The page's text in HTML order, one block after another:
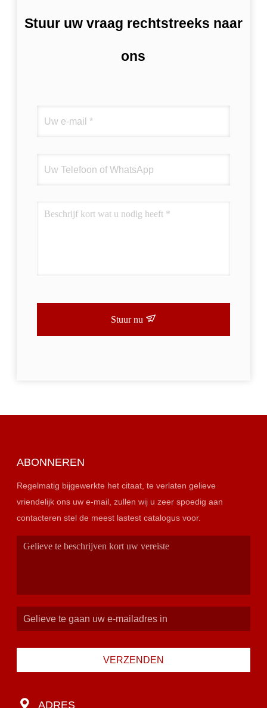
Stuur uw vraag rechtstreeks naar
ons
Stuur nu
ABONNEREN
Regelmatig bijgewerkte het citaat, te verlaten gelieve
vriendelijk ons uw e-mail, zullen wij u zeer spoedig aan
contacteren stel de meest lastest catalogus voor.
VERZENDEN
ADRES